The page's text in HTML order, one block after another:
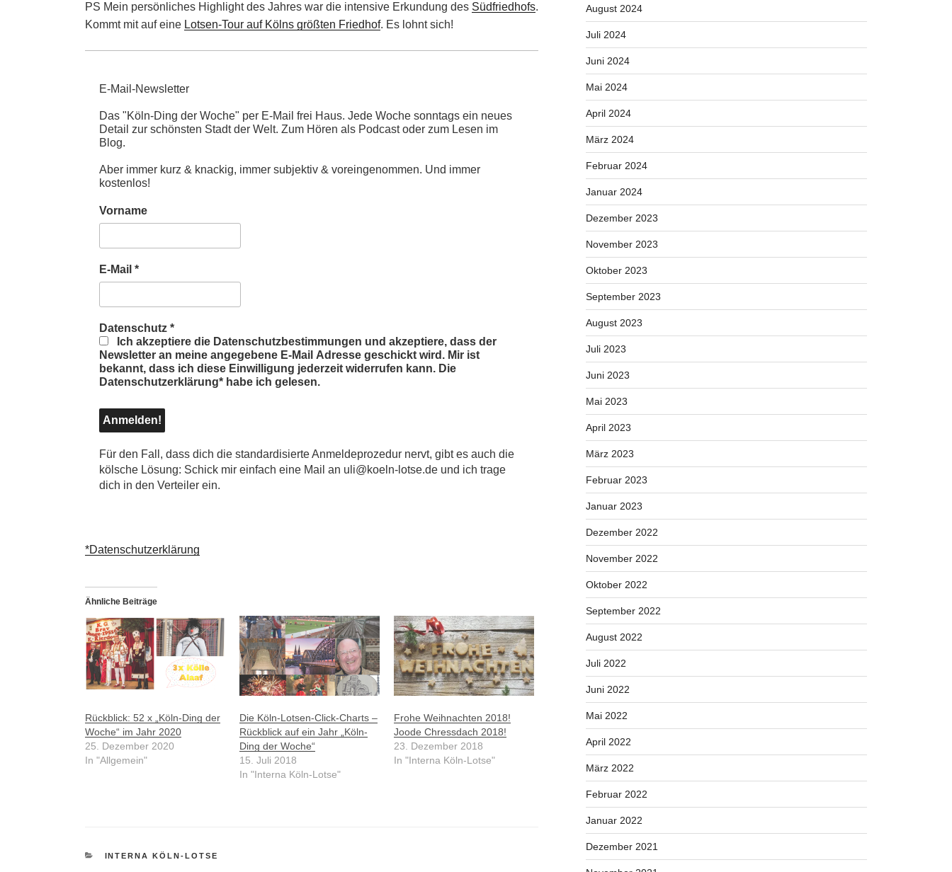
PS Mein persönliches Highlight des Jahres war die intensive Erkundung des Südfriedhofs.
Kommt mit auf eine Lotsen-Tour auf Kölns größten Friedhof. Es lohnt sich!
E-Mail-Newsletter
Das "Köln-Ding der Woche" per E-Mail frei Haus. Jede Woche sonntags ein neues
Detail zur schönsten Stadt der Welt. Zum Hören als Podcast oder zum Lesen im
Blog.
Aber immer kurz & knackig, immer subjektiv & voreingenommen. Und immer
kostenlos!
Vorname
E-Mail *
Datenschutz *
Ich akzeptiere die Datenschutzbestimmungen und akzeptiere, dass der
Newsletter an meine angegebene E-Mail Adresse geschickt wird. Mir ist
bekannt, dass ich diese Einwilligung jederzeit widerrufen kann. Die
Datenschutzerklärung* habe ich gelesen.
Für den Fall, dass dich die standardisierte Anmeldeprozedur nervt, gibt es auch die
kölsche Lösung: Schick mir einfach eine Mail an uli@koeln-lotse.de und ich trage
dich in den Verteiler ein.
*Datenschutzerklärung
Ähnliche Beiträge
Rückblick: 52 x „Köln-Ding der
Woche“ im Jahr 2020
25. Dezember 2020
In "Allgemein"
Die Köln-Lotsen-Click-Charts –
Rückblick auf ein Jahr „Köln-
Ding der Woche“
15. Juli 2018
In "Interna Köln-Lotse"
Frohe Weihnachten 2018!
Joode Chressdach 2018!
23. Dezember 2018
In "Interna Köln-Lotse"
KATEGORIEN
INTERNA KÖLN-LOTSE
August 2024
Juli 2024
Juni 2024
Mai 2024
April 2024
März 2024
Februar 2024
Januar 2024
Dezember 2023
November 2023
Oktober 2023
September 2023
August 2023
Juli 2023
Juni 2023
Mai 2023
April 2023
März 2023
Februar 2023
Januar 2023
Dezember 2022
November 2022
Oktober 2022
September 2022
August 2022
Juli 2022
Juni 2022
Mai 2022
April 2022
März 2022
Februar 2022
Januar 2022
Dezember 2021